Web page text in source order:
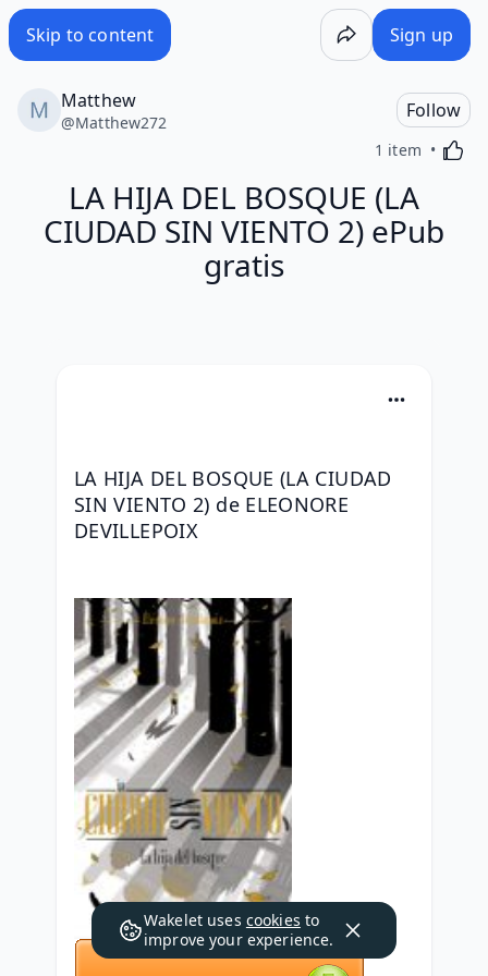
Skip to content Sign up
Matthew
@Matthew272
Follow
1 item
LA HIJA DEL BOSQUE (LA
CIUDAD SIN VIENTO 2) ePub
gratis
LA HIJA DEL BOSQUE (LA CIUDAD
SIN VIENTO 2) de ELEONORE
DEVILLEPOIX
Wakelet uses cookies to
improve your experience.